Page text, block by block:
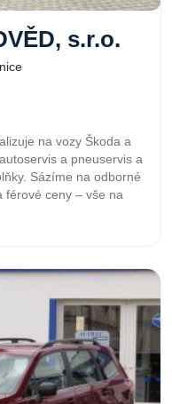
s.r.o.
na vozy Škoda a
a pneuservis a
Sázíme na odborné
férové ceny – vše na